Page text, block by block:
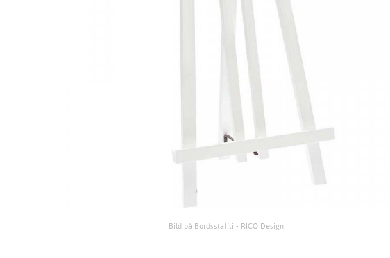
Bild på Bordsstaffli - RICO Design